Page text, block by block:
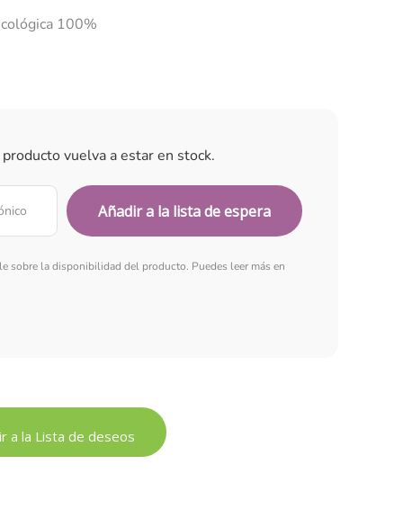
100%
vuelva a estar en stock.
sobre la disponibilidad del producto. Puedes leer más en
a la Lista de deseos